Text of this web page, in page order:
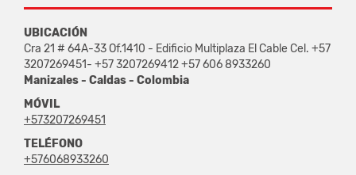
UBICACIÓN
Cra 21 # 64A-33 Of.1410 - Edificio Multiplaza El Cable Cel. +57
3207269451- +57 3207269412 +57 606 8933260
Manizales - Caldas - Colombia
MÓVIL
+573207269451
TELÉFONO
+576068933260